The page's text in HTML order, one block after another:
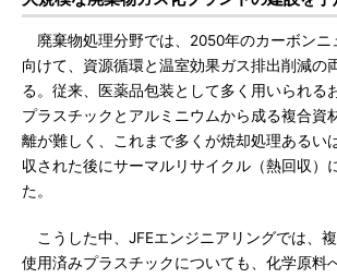
廃棄物処理分野では、2050年のカーボンニ
向けて、資源循環と温室効果ガス排出削減の
る。従来、医薬品包装として多く用いられる
プラスチックとアルミニウムから成る複合資
離が難しく、これまで多くが焼却処理あるい
収された後にサーマルリサイクル（熱回収）
た。
こうした中、JFEエンジニアリングでは、
使用済みプラスチックについても、化学原料